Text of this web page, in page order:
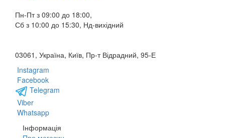
Пн-Пт з 09:00 до 18:00,
Сб з 10:00 до 15:30, Нд-вихідний
03061, Україна, Київ, Пр-т Відрадний, 95-Е
Instagram
Facebook
Telegram
Viber
Whatsapp
Інформація